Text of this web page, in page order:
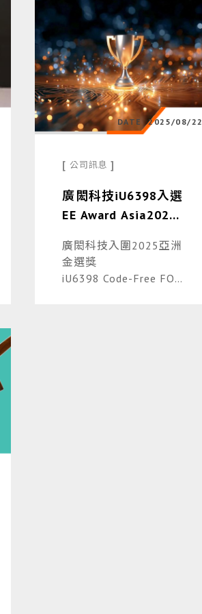
DATE 2025/08/22
[ 公司訊息 ]
廣閎科技iU6398入選
EE Award Asia2025
您一起投票
廣閎科技入圍2025亞洲
金選獎
iU6398 Code-Free FOC